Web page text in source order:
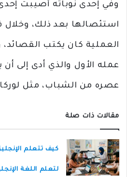
وفي إحدى نوباته أصيبت
استئصالها بعد ‏ذلك، وخلال
عمله الأول والذي أدى ‏إلى
عصره من الشباب، مثل
مقالات ذات صلة
لتعلم اللغة